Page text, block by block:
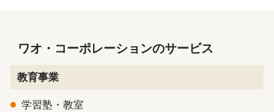
ワオ・コーポレーションのサービス
教育事業
学習塾・教室